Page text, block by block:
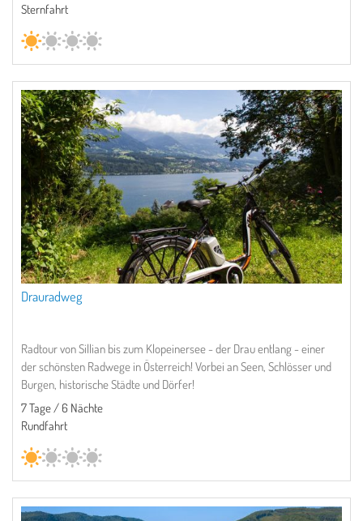
Sternfahrt
Drauradweg
Radtour von Sillian bis zum Klopeinersee - der Drau entlang - einer
der schönsten Radwege in Österreich! Vorbei an Seen, Schlösser und
Burgen, historische Städte und Dörfer!
7 Tage / 6 Nächte
Rundfahrt